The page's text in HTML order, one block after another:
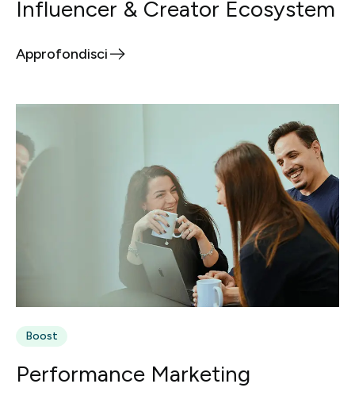
Influencer & Creator Ecosystem
Approfondisci
Boost
Performance Marketing